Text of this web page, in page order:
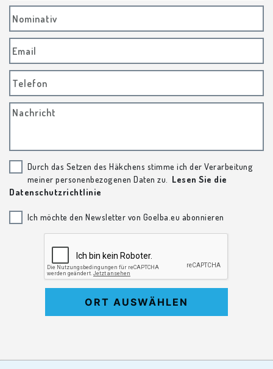
Nominativ
Email
Telefon
Nachricht
Durch das Setzen des Häkchens stimme ich der Verarbeitung
meiner personenbezogenen Daten zu.
Lesen Sie die
Datenschutzrichtlinie
Ich möchte den Newsletter von Goelba.eu abonnieren
ORT AUSWÄHLEN